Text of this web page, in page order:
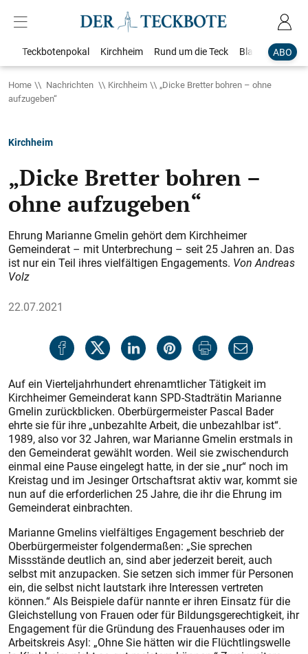
ABO
Teckbotenpokal Kirchheim Rund um die Teck Blaulicht
Home Nachrichten Kirchheim
„Dicke Bretter bohren – ohne
aufzugeben“
Kirchheim
„Dicke Bretter bohren –
ohne aufzugeben“
Ehrung Marianne Gmelin gehört dem Kirchheimer
Gemeinderat – mit Unterbrechung – seit 25 Jahren an. Das
ist nur ein Teil ihres vielfältigen Engagements. Von Andreas
Volz
22.07.2021
Auf ein Vierteljahrhundert ehrenamtlicher Tätigkeit im
Kirchheimer Gemeinderat kann SPD-Stadträtin Marianne
Gmelin zurückblicken. Oberbürgermeister Pascal Bader
ehrte sie für ihre „unbezahlte Arbeit, die unbezahlbar ist“.
1989, also vor 32 Jahren, war Marianne Gmelin erstmals in
den Gemeinderat gewählt worden. Weil sie zwischendurch
einmal eine Pause eingelegt hatte, in der sie „nur“ noch im
Kreistag und im Jesinger Ortschaftsrat aktiv war, kommt sie
nun auf die erforderlichen 25 Jahre, die ihr die Ehrung im
Gemeinderat einbrachten.
Marianne Gmelins vielfältiges Engagement beschrieb der
Oberbürgermeister folgendermaßen: „Sie sprechen
Missstände deutlich an, sind aber jederzeit bereit, auch
selbst mit anzupacken. Sie setzen sich immer für Personen
ein, die selbst nicht lautstark ihre Interessen vertreten
können.“ Als Beispiele dafür nannte er ihren Einsatz für die
Gleichstellung von Frauen oder für Bildungsgerechtigkeit, ihr
Engagement für die Gründung des Frauenhauses oder im
Arbeitskreis Asyl: „Ohne Sie hätten wir die Flüchtlingswelle